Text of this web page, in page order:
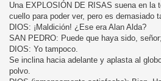
Una EXPLOSIÓN DE RISAS suena en la
cuello para poder ver, pero es demasiado
DIOS: ¡Maldición! ¿Ese era Alan Alda?
SAN PEDRO: Puede que haya sido,
DIOS: Yo tampoco.
Se inclina hacia adelante y aplasta al
polvo.